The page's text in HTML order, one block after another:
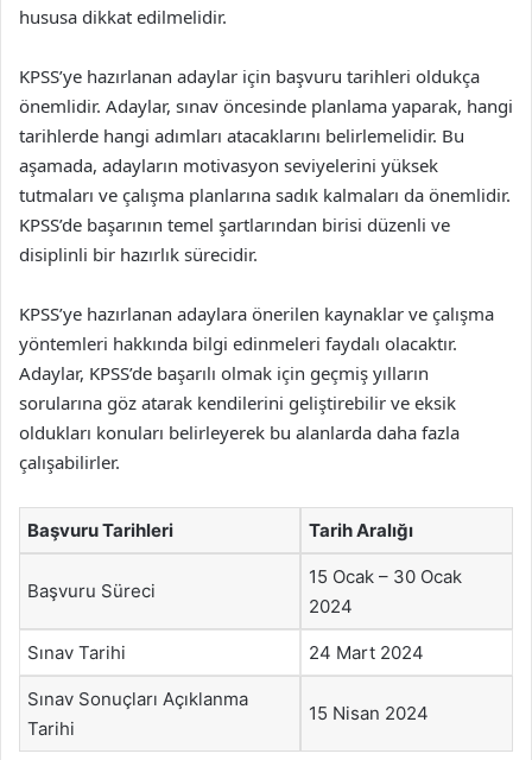
hususa dikkat edilmelidir.
KPSS’ye hazırlanan adaylar için başvuru tarihleri oldukça
önemlidir. Adaylar, sınav öncesinde planlama yaparak, hangi
tarihlerde hangi adımları atacaklarını belirlemelidir. Bu
aşamada, adayların motivasyon seviyelerini yüksek
tutmaları ve çalışma planlarına sadık kalmaları da önemlidir.
KPSS’de başarının temel şartlarından birisi düzenli ve
disiplinli bir hazırlık sürecidir.
KPSS’ye hazırlanan adaylara önerilen kaynaklar ve çalışma
yöntemleri hakkında bilgi edinmeleri faydalı olacaktır.
Adaylar, KPSS’de başarılı olmak için geçmiş yılların
sorularına göz atarak kendilerini geliştirebilir ve eksik
oldukları konuları belirleyerek bu alanlarda daha fazla
çalışabilirler.
Başvuru Tarihleri Tarih Aralığı
Başvuru Süreci
15 Ocak – 30 Ocak
2024
Sınav Tarihi 24 Mart 2024
Sınav Sonuçları Açıklanma
Tarihi
15 Nisan 2024